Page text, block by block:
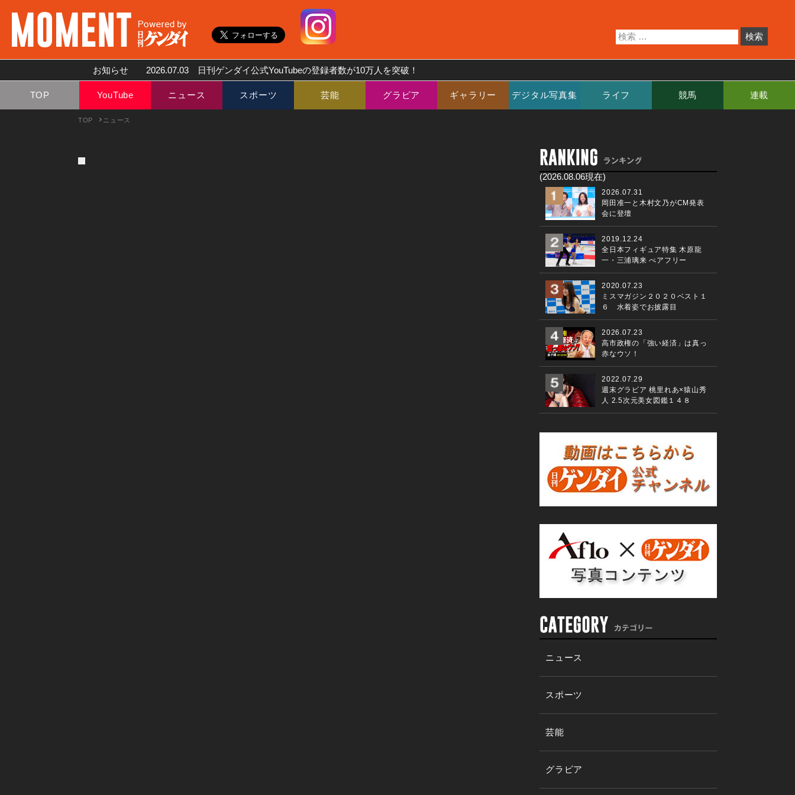
お知らせ 2026.07.03 日刊ゲンダイ公式YouTubeの登録者数が10万人を突破！
TOP YouTube ニュース スポーツ 芸能 グラビア ギャラリー デジタル写真集 ライフ 競馬 連載
TOP ニュース
(2026.08.06現在)
2026.07.31
岡田准一と木村文乃がCM発表
会に登壇
2019.12.24
全日本フィギュア特集 木原龍
一・三浦璃来 ぺアフリー
2020.07.23
ミスマガジン２０２０ベスト１
６ 水着姿でお披露目
2026.07.23
高市政権の「強い経済」は真っ
赤なウソ！
2022.07.29
週末グラビア 桃里れあ×猿山秀
人 2.5次元美女図鑑１４８
ニュース
スポーツ
芸能
グラビア